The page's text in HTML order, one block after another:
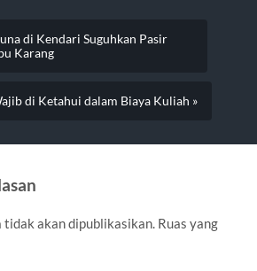
di Kendari Suguhkan Pasir
Karang
di Ketahui dalam Biaya Kuliah »
tidak akan dipublikasikan. Ruas yang